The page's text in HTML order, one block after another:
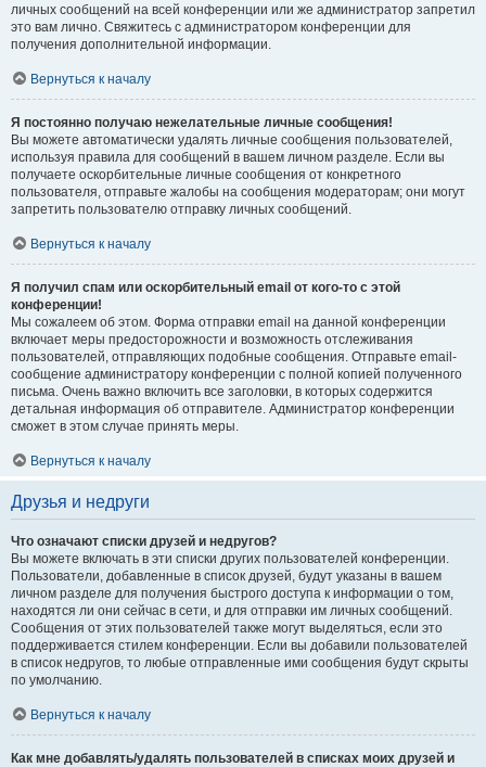
личных сообщений на всей конференции или же администратор запретил
это вам лично. Свяжитесь с администратором конференции для
получения дополнительной информации.
Вернуться к началу
Я постоянно получаю нежелательные личные сообщения!
Вы можете автоматически удалять личные сообщения пользователей,
используя правила для сообщений в вашем личном разделе. Если вы
получаете оскорбительные личные сообщения от конкретного
пользователя, отправьте жалобы на сообщения модераторам; они могут
запретить пользователю отправку личных сообщений.
Вернуться к началу
Я получил спам или оскорбительный email от кого-то с этой
конференции!
Мы сожалеем об этом. Форма отправки email на данной конференции
включает меры предосторожности и возможность отслеживания
пользователей, отправляющих подобные сообщения. Отправьте email-
сообщение администратору конференции с полной копией полученного
письма. Очень важно включить все заголовки, в которых содержится
детальная информация об отправителе. Администратор конференции
сможет в этом случае принять меры.
Вернуться к началу
Друзья и недруги
Что означают списки друзей и недругов?
Вы можете включать в эти списки других пользователей конференции.
Пользователи, добавленные в список друзей, будут указаны в вашем
личном разделе для получения быстрого доступа к информации о том,
находятся ли они сейчас в сети, и для отправки им личных сообщений.
Сообщения от этих пользователей также могут выделяться, если это
поддерживается стилем конференции. Если вы добавили пользователей
в список недругов, то любые отправленные ими сообщения будут скрыты
по умолчанию.
Вернуться к началу
Как мне добавлять/удалять пользователей в списках моих друзей и